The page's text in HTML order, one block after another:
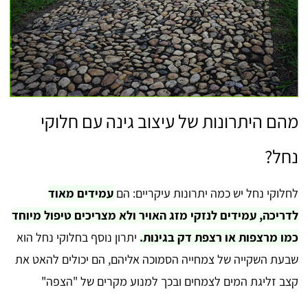
מהם היתרונות של עיצוב גינה עם חלוקי
נחל?
לחלוקי נחל יש כמה יתרונות עיקריים: הם עמידים מאוד
לדריכה, עמידים לנזקי מזג האויר ולא מצריכים טיפול מיוחד
כמו מרצפות או רצפת דק בגינות. יתרון נוסף בחלוקי נחל הוא
שבעת השקייה של צמחייה הסמוכה אליהם, הם יכולים להאט את
קצב זליגת המים לצמחים ובכך למנוע מקרים של "הצפה"